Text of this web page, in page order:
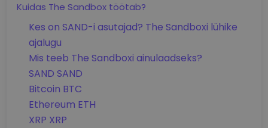
Kuidas The Sandbox töötab?
Kes on SAND-i asutajad? The Sandboxi lühike
ajalugu
Mis teeb The Sandboxi ainulaadseks?
SAND SAND
Bitcoin BTC
Ethereum ETH
XRP XRP